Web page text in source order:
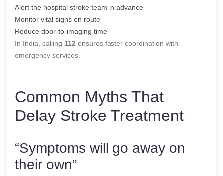
Alert the hospital stroke team in advance
Monitor vital signs en route
Reduce door-to-imaging time
In India, calling 112 ensures faster coordination with
emergency services.
Common Myths That
Delay Stroke Treatment
“Symptoms will go away on
their own”